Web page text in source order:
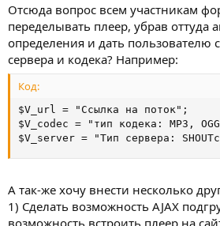
Отсюда вопрос всем участникам
переделывать плеер, убрав оттуда
определения и дать пользователю
сервера и кодека? Например:
Код:
$V_url = "Ссылка на поток";
$V_codec = "тип кодека: MP3,
$V_server = "Тип сервера:
А так-же хочу внести несколько
1) Сделать возможность AJAX
возможность встроить плеер на